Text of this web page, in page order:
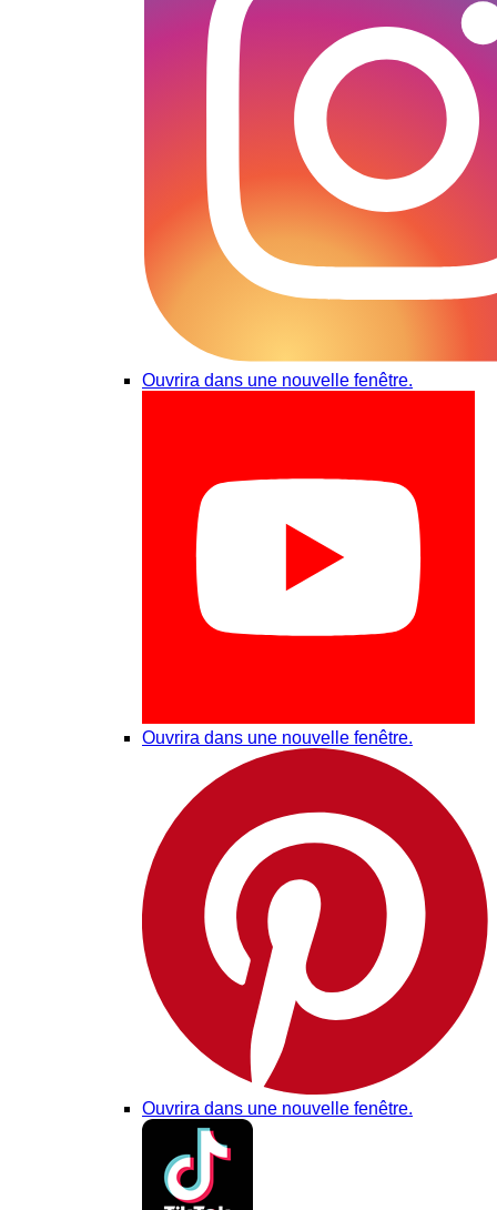
Ouvrira dans une nouvelle fenêtre.
Ouvrira dans une nouvelle fenêtre.
Ouvrira dans une nouvelle fenêtre.